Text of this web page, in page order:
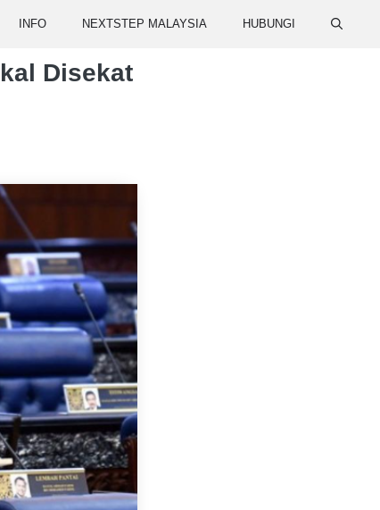
INFO NEXTSTEP MALAYSIA HUBUNGI
Disekat